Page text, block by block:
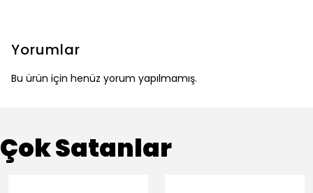
Yorumlar
Bu ürün için henüz yorum yapılmamış.
Çok Satanlar